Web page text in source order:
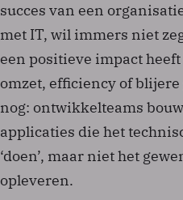
succes van een
met IT, wil immers niet
een positieve impact
omzet, efficiency of
nog: ontwikkelteams
applicaties die het
‘doen’, maar niet het
opleveren.